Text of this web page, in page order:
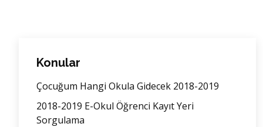
Konular
Çocuğum Hangi Okula Gidecek 2018-2019
2018-2019 E-Okul Öğrenci Kayıt Yeri
Sorgulama